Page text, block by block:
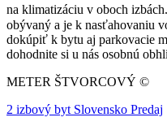
na klimatizáciu v oboch
obývaný a je k nasťahovaniu
dokúpiť k bytu aj parkovacie
dohodnite si u nás osobnú
METER ŠTVORCOVÝ ©
2 izbový byt Slovensko Predaj